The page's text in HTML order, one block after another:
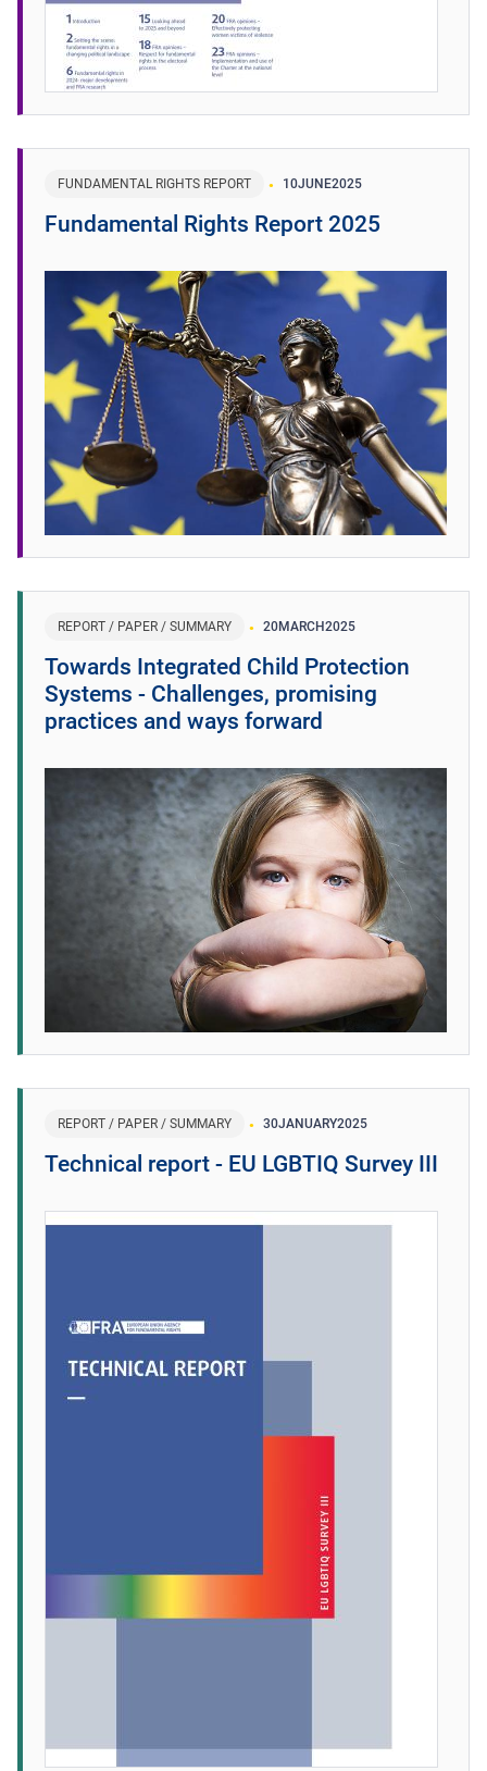
FUNDAMENTAL RIGHTS REPORT 10JUNE2025
Fundamental Rights Report 2025
REPORT / PAPER / SUMMARY 20MARCH2025
Towards Integrated Child Protection
Systems - Challenges, promising
practices and ways forward
REPORT / PAPER / SUMMARY 30JANUARY2025
Technical report - EU LGBTIQ Survey III